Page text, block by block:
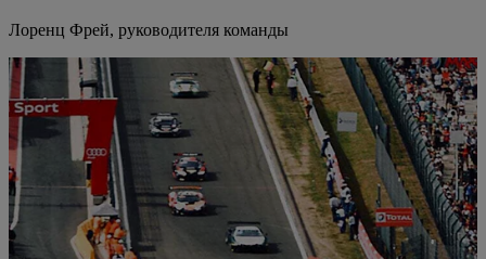
Лоренц Фрей, руководителя команды